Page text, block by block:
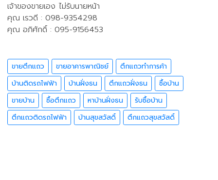
เจ้าของขายเอง ไม่รับนายหน้า
คุณ เรวดี : 098-9354298
คุณ อภิศักดิ์ : 095-9156453
ขายตึกแถว ขายอาคารพาณิชย์
ตึกแถวทำการค้า
บ้านติดรถไฟฟ้า
บ้านฝั่งธน ตึกแถวฝั่งธน
ซื้อบ้าน
ขายบ้าน
ซื้อตึกแถว หาบ้านฝั่งธน
รับซื้อบ้าน
ตึกแถวติดรถไฟฟ้า
บ้านสุขสวัสดิ์ ตึกแถวสุขสวัสดิ์